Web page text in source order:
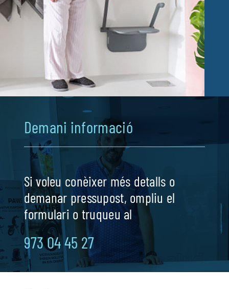
Demani informació
Si voleu conèixer més detalls o
demanar pressupost, ompliu el
formulari o truqueu al
973 04 45 27